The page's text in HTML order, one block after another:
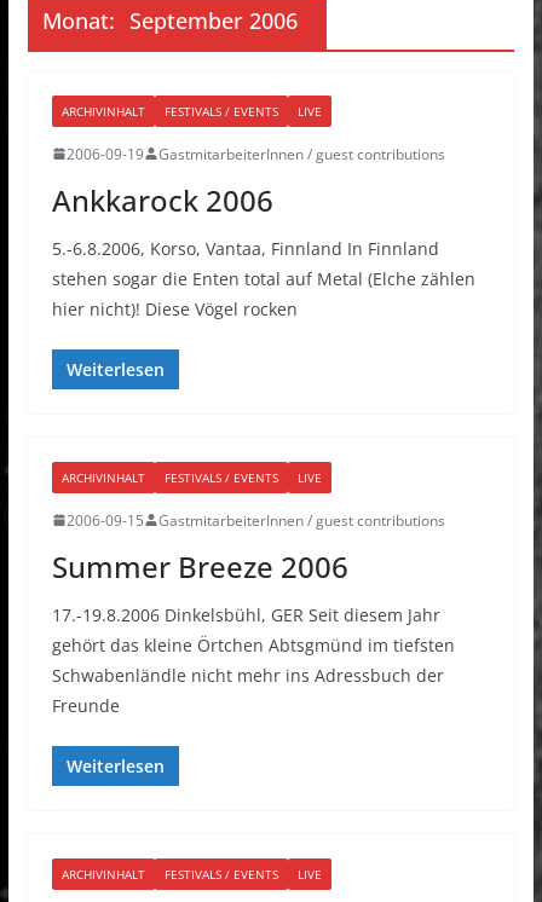
Monat: September 2006
ARCHIVINHALT FESTIVALS / EVENTS LIVE
2006-09-19 GastmitarbeiterInnen / guest contributions
Ankkarock 2006
5.-6.8.2006, Korso, Vantaa, Finnland In Finnland
stehen sogar die Enten total auf Metal (Elche zählen
hier nicht)! Diese Vögel rocken
Weiterlesen
ARCHIVINHALT FESTIVALS / EVENTS LIVE
2006-09-15 GastmitarbeiterInnen / guest contributions
Summer Breeze 2006
17.-19.8.2006 Dinkelsbühl, GER Seit diesem Jahr
gehört das kleine Örtchen Abtsgmünd im tiefsten
Schwabenländle nicht mehr ins Adressbuch der
Freunde
Weiterlesen
ARCHIVINHALT FESTIVALS / EVENTS LIVE